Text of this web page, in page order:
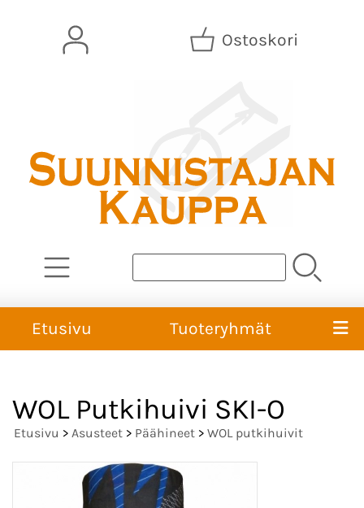
Ostoskori
Etusivu Tuoteryhmät
WOL Putkihuivi SKI-O
Etusivu > Asusteet > Päähineet > WOL putkihuivit